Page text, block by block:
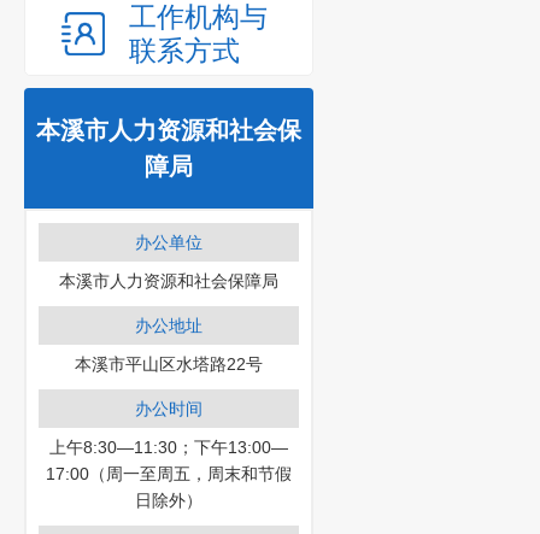
工作机构与
联系方式
本溪市人力资源和社会保
障局
办公单位
本溪市人力资源和社会保障局
办公地址
本溪市平山区水塔路22号
办公时间
上午8:30—11:30；下午13:00—
17:00（周一至周五，周末和节假
日除外）